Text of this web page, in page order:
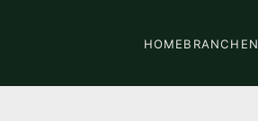
HOMEBRANCHEN